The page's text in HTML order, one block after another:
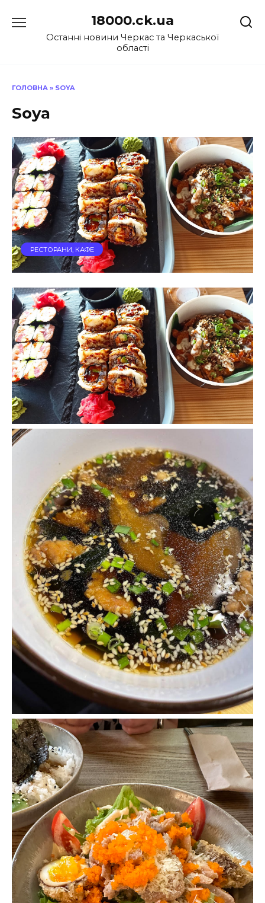
до
18000.ck.ua
Останні новини Черкас та Черкаської
області
ГОЛОВНА » SOYA
Soya
РЕСТОРАНИ, КАФЕ